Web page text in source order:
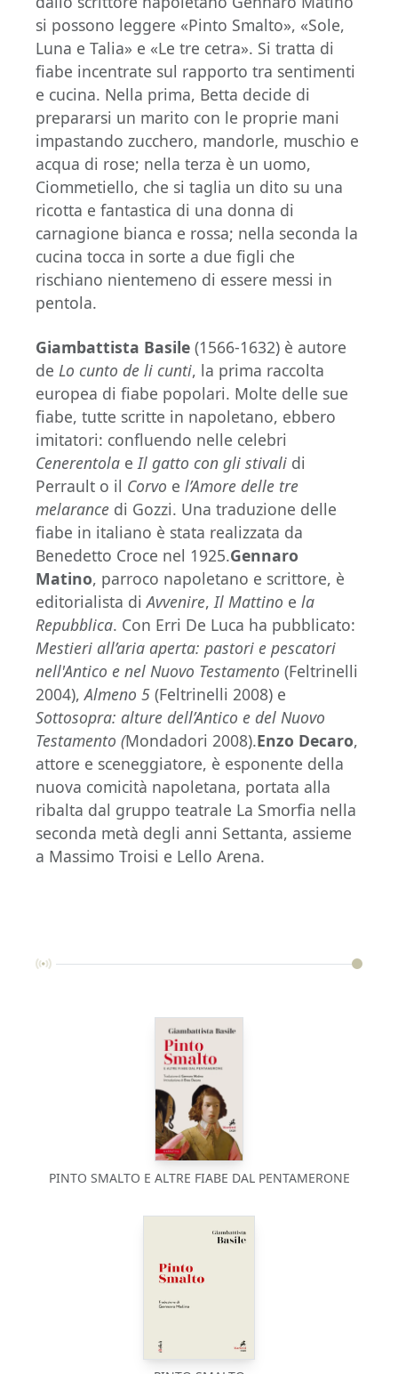
si possono leggere «Pinto Smalto», «Sole,
Luna e Talia» e «Le tre cetra». Si tratta di
fiabe incentrate sul rapporto tra sentimenti
e cucina. Nella prima, Betta decide di
prepararsi un marito con le proprie mani
impastando zucchero, mandorle, muschio e
acqua di rose; nella terza è un uomo,
Ciommetiello, che si taglia un dito su una
ricotta e fantastica di una donna di
carnagione bianca e rossa; nella seconda la
cucina tocca in sorte a due figli che
rischiano nientemeno di essere messi in
pentola.
Giambattista Basile (1566-1632) è autore
de Lo cunto de li cunti, la prima raccolta
europea di fiabe popolari. Molte delle sue
fiabe, tutte scritte in napoletano, ebbero
imitatori: confluendo nelle celebri
Cenerentola e Il gatto con gli stivali di
Perrault o il Corvo e l’Amore delle tre
melarance di Gozzi. Una traduzione delle
fiabe in italiano è stata realizzata da
Benedetto Croce nel 1925.Gennaro
Matino, parroco napoletano e scrittore, è
editorialista diAvvenire, Il Mattino e la
Repubblica. Con Erri De Luca ha pubblicato:
Mestieri all’aria aperta: pastori e pescatori
nell'Antico e nel Nuovo Testamento (Feltrinelli
2004),Almeno 5 (Feltrinelli 2008) e
Sottosopra: alture dell’Antico e del Nuovo
Testamento (Mondadori 2008).Enzo Decaro,
attore e sceneggiatore, è esponente della
nuova comicità napoletana, portata alla
ribalta dal gruppo teatrale La Smorfia nella
seconda metà degli anni Settanta, assieme
a Massimo Troisi e Lello Arena.
PINTO SMALTO E ALTRE FIABE DAL PENTAMERONE